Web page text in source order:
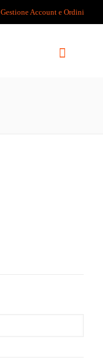
Gestione Account e Ordini